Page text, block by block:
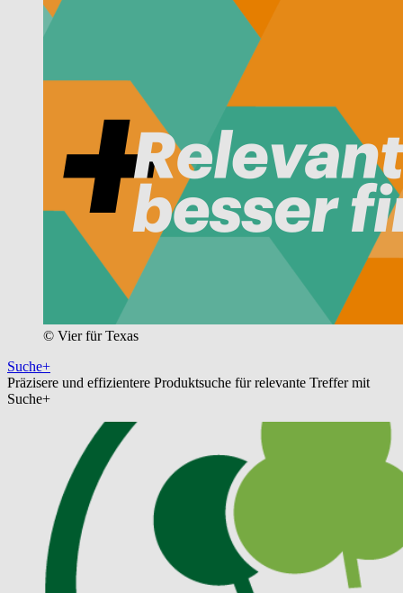
© Vier für Texas
Suche+
Präzisere und effizientere Produktsuche für relevante Treffer mit
Suche+